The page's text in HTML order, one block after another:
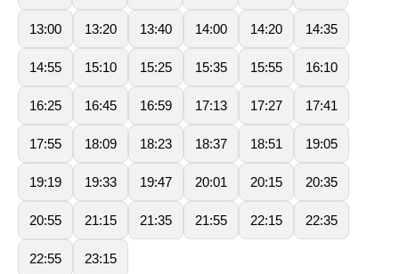
13:00 13:20 13:40 14:00 14:20 14:35
14:55 15:10 15:25 15:35 15:55 16:10
16:25 16:45 16:59 17:13 17:27 17:41
17:55 18:09 18:23 18:37 18:51 19:05
19:19 19:33 19:47 20:01 20:15 20:35
20:55 21:15 21:35 21:55 22:15 22:35
22:55 23:15